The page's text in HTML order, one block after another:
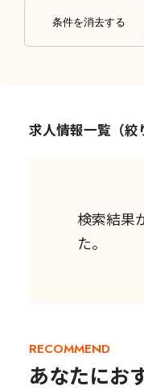
条件を消去する
求人情報一覧（絞
検索結果
た。
RECOMMEND
あなたにお